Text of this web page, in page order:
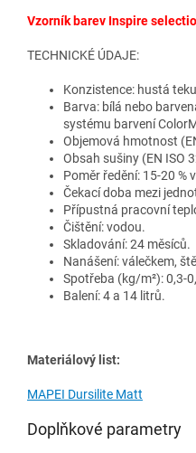
Vzorník barev Inspire
TECHNICKÉ ÚDAJE:
Konzistence: hustá
Barva: bílá nebo
systému barvení
Objemová hmotnost
Obsah sušiny (EN ISO
Poměr ředění: 15-20 %
Čekací doba mezi
Přípustná pracovní
Čištění: vodou.
Skladování: 24 měsíců.
Nanášení: válečkem,
Spotřeba (kg/m²): 0,3-
Balení: 4 a 14 litrů.
Materiálový list:
MAPEI Dursilite Matt
Doplňkové parametry